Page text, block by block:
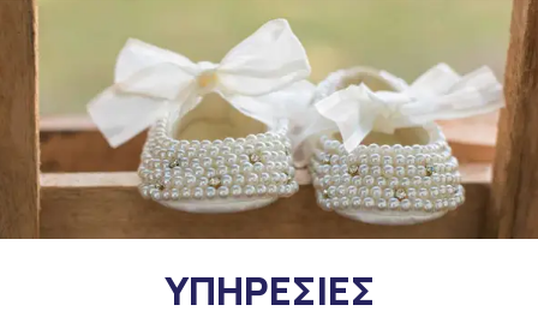
ΥΠΗΡΕΣΙΕΣ